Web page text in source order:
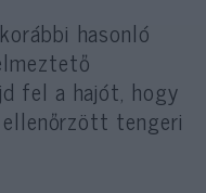
hasonló
fel a hajót, hogy
tengeri